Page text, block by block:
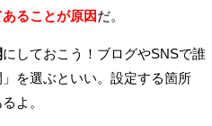
ることが原因だ。
にしておこう！ ブログやSNSで誰
を選ぶといい。 設定する箇所
よ。